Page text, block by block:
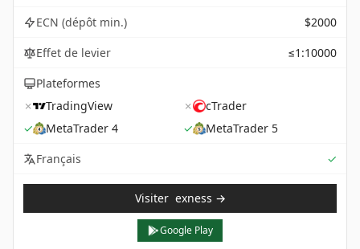
ECN (dépôt min.)
$2000
Effet de levier
≤1:10000
Plateformes
✗
TradingView ✗
cTrader
✓
MetaTrader 4 ✓
MetaTrader 5
Français
✓
Visiter exness →
Google Play